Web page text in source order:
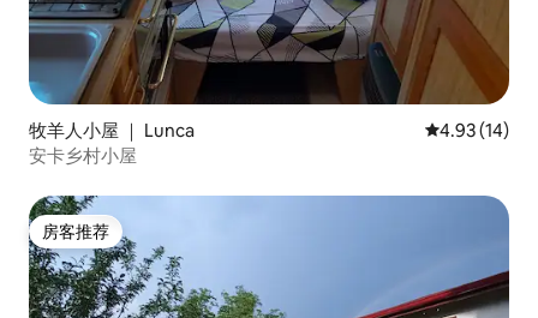
牧羊人小屋 ｜ Lunca 平均评分
4.93 (14)
安卡乡村小屋
房客推荐
房客推荐